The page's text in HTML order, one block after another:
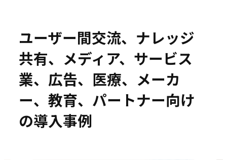
事例
セミナー
ユーザー間交流、ナレッジ
共有、メディア、サービス
業、広告、医療、メーカ
ー、教育、パートナー向け
の導入事例